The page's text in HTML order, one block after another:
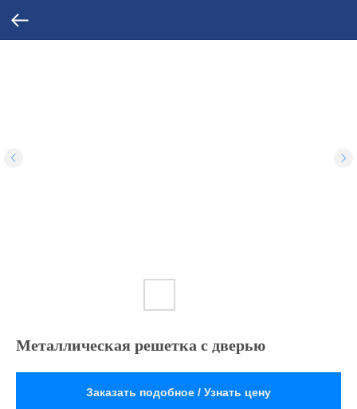
Металлическая решетка с дверью
Заказать подобное / Узнать цену